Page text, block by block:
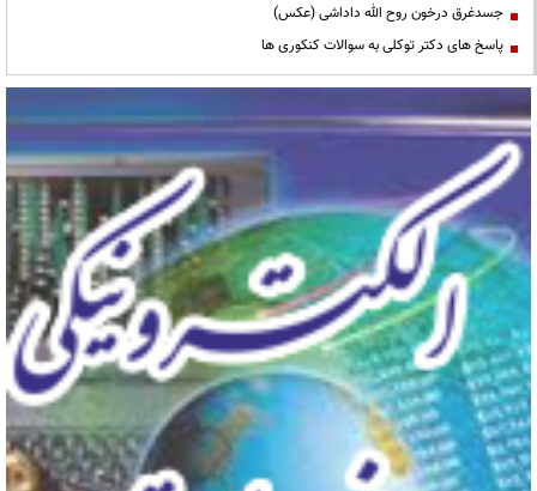
جسدغرق درخون روح الله داداشی (عکس)
پاسخ های دکتر توکلی به سوالات کنکوری ها